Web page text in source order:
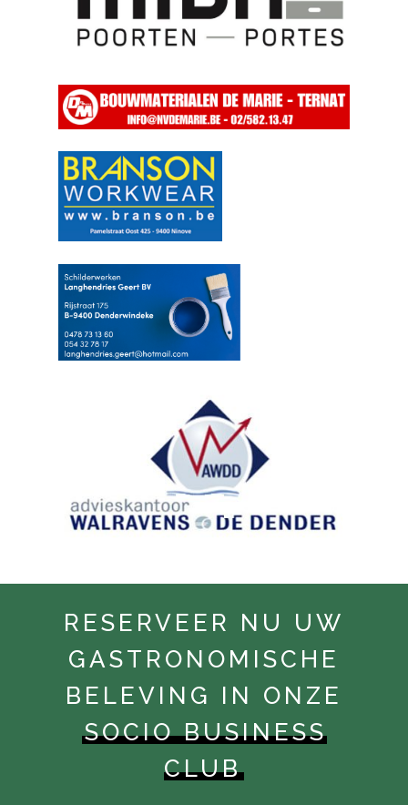
RESERVEER NU UW
GASTRONOMISCHE
BELEVING IN ONZE
SOCIO BUSINESS
CLUB